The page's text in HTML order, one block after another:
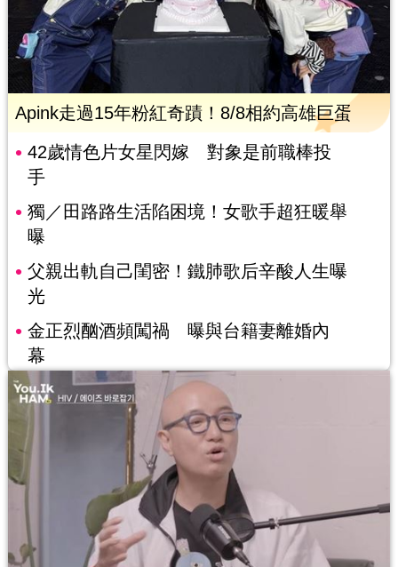
Apink走過15年粉紅奇蹟！8/8相約高雄巨蛋
42歲情色片女星閃嫁 對象是前職棒投
手
獨／田路路生活陷困境！女歌手超狂暖舉
曝
父親出軌自己閨密！鐵肺歌后辛酸人生曝
光
金正烈酗酒頻闖禍 曝與台籍妻離婚內
幕